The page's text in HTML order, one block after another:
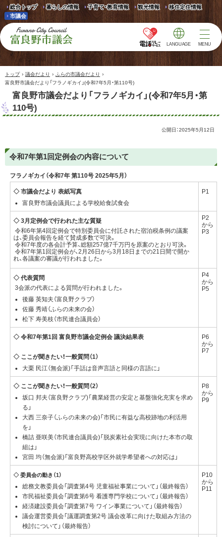
総合トップ 暮らしの情報 子育て・教育情報 観光情報
移住定住情報
市議会
富良野市議会 Furano
City Council
LANGUAGE MENU
トップ › 議会だより › ふらの市議会だより ›
富良野市議会だより「フラノギカイ」(令和7年5月・第110号)
富良野市議会だより「フラノギカイ」(令和7年5月・第
110号)
公開日：2025年5月12日
令和7年第1回定例会の内容について
フラノギカイ（令和7年 第110号 2025年5月）
◇ 市議会だより 表紙写真
富良野市議会議員による学校給食試食会
P1
◇ 3月定例会で行われた主な質疑
令和6年第4回定例会で特別委員会に付託された宿泊税条例の議案
は、委員会報告を経て賛成多数で可決。
令和7年度の各会計予算、総額257億7千万円を原案のとおり可決。
令和7年第1回定例会が、2月26日から3月18日までの21日間で開か
れ、各議案の審議が行われました。
P2
から
P3
◇ 代表質問
3会派の代表による質問が行われました。
後藤 英知夫（富良野クラブ）
佐藤 秀靖（ふらの未来の会）
松下 寿美枝（市民連合議員会）
P4
から
P5
◇ 令和7年第1回 富良野市議会定例会 議決結果表
◇ ここが聞きたい！一般質問（1）
大栗 民江（無会派)「手話は音声言語と同様の言語に」
P6
から
P7
◇ ここが聞きたい！一般質問（2）
坂口 邦夫（富良野クラブ)「農業経営の安定と基盤強化充実を求め
る」
大西 三奈子（ふらの未来の会)「市民に有益な高校跡地の利活用
を」
橋詰 亜咲美（市民連合議員会)「脱炭素社会実現に向けた本市の取
組は」
宮田 均（無会派)「富良野高校学区外就学希望者への対応は」
P8
から
P9
◇ 委員会の動き（1）
総務文教委員会「調査第4号 児童福祉事業について」（最終報告）
市民福祉委員会「調査第6号 看護専門学校について」（最終報告）
経済建設委員会「調査第7号 ワイン事業について」（最終報告）
議会運営委員会「議運調査第2号 議会改革に向けた取組み方法の
検討について」（最終報告）
P10
から
P11